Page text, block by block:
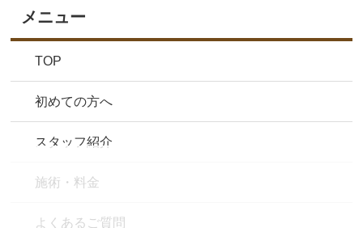
メニュー
TOP
初めての方へ
スタッフ紹介
施術・料金
よくあるご質問